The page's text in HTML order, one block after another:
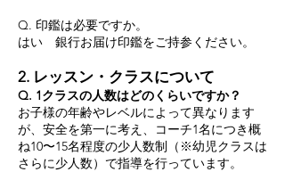
Q. 印鑑は必要ですか。
はい 銀行お届け印鑑をご持参ください。
2. レッスン・クラスについて
Q. 1クラスの人数はどのくらいですか？
お子様の年齢やレベルによって異なります
が、安全を第一に考え、コーチ1名につき概
ね10〜15名程度の少人数制（※幼児クラスは
さらに少人数）で指導を行っています。